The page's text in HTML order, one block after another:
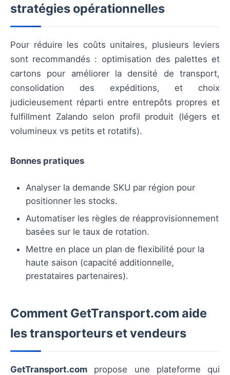
stratégies opérationnelles
Pour réduire les coûts unitaires, plusieurs leviers
sont recommandés : optimisation des palettes et
cartons pour améliorer la densité de transport,
consolidation des expéditions, et choix
judicieusement réparti entre entrepôts propres et
fulfillment Zalando selon profil produit (légers et
volumineux vs petits et rotatifs).
Bonnes pratiques
Analyser la demande SKU par région pour
positionner les stocks.
Automatiser les règles de réapprovisionnement
basées sur le taux de rotation.
Mettre en place un plan de flexibilité pour la
haute saison (capacité additionnelle,
prestataires partenaires).
Comment GetTransport.com aide
les transporteurs et vendeurs
GetTransport.com propose une plateforme qui